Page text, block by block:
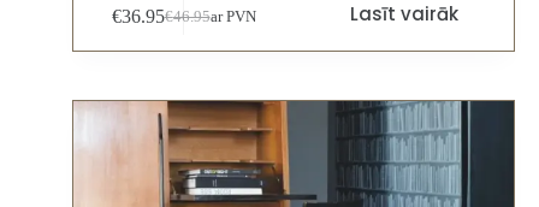
€46.95
€36.95 ar PVN Lasīt vairāk